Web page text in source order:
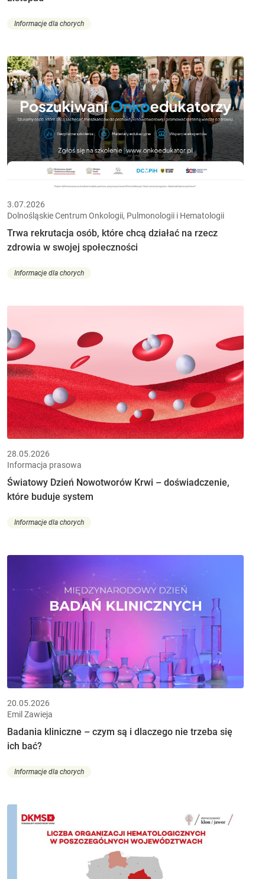
Informacje dla chorych
3.07.2026
Dolnośląskie Centrum Onkologii, Pulmonologii i Hematologii
Trwa rekrutacja osób, które chcą działać na rzecz
zdrowia w swojej społeczności
Informacje dla chorych
28.05.2026
Informacja prasowa
Światowy Dzień Nowotworów Krwi – doświadczenie,
które buduje system
Informacje dla chorych
20.05.2026
Emil Zawieja
Badania kliniczne – czym są i dlaczego nie trzeba się
ich bać?
Informacje dla chorych